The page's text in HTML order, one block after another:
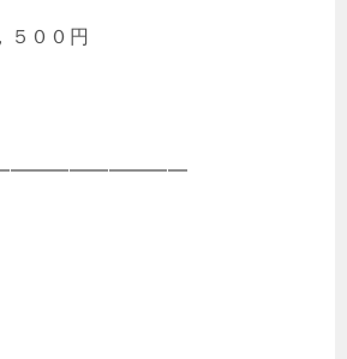
５００円